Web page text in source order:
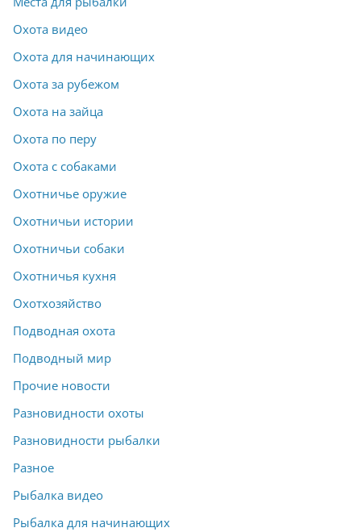
Охота видео
Охота для начинающих
Охота за рубежом
Охота на зайца
Охота по перу
Охота с собаками
Охотничье оружие
Охотничьи истории
Охотничьи собаки
Охотничья кухня
Охотхозяйство
Подводная охота
Подводный мир
Прочие новости
Разновидности охоты
Разновидности рыбалки
Разное
Рыбалка видео
Рыбалка для начинающих